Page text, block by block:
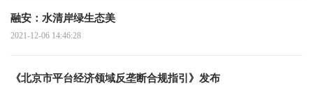
融安：水清岸绿生态美
2021-12-06 14:46:28
《北京市平台经济领域反垄断合规指引》发布